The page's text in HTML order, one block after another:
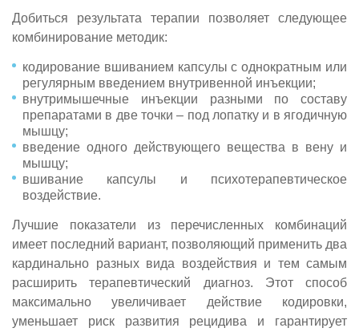
Добиться результата терапии позволяет следующее
комбинирование методик:
кодирование вшиванием капсулы с однократным или
регулярным введением внутривенной инъекции;
внутримышечные инъекции разными по составу
препаратами в две точки – под лопатку и в ягодичную
мышцу;
введение одного действующего вещества в вену и
мышцу;
вшивание капсулы и психотерапевтическое
воздействие.
Лучшие показатели из перечисленных комбинаций
имеет последний вариант, позволяющий применить два
кардинально разных вида воздействия и тем самым
расширить терапевтический диагноз. Этот способ
максимально увеличивает действие кодировки,
уменьшает риск развития рецидива и гарантирует